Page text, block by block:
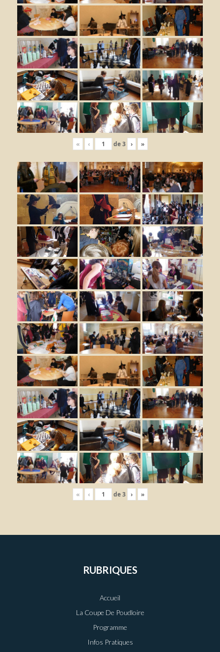
« ‹ de3 › »
« ‹ de3 › »
RUBRIQUES
Accueil
La Coupe De Poudloire
Programme
Infos Pratiques